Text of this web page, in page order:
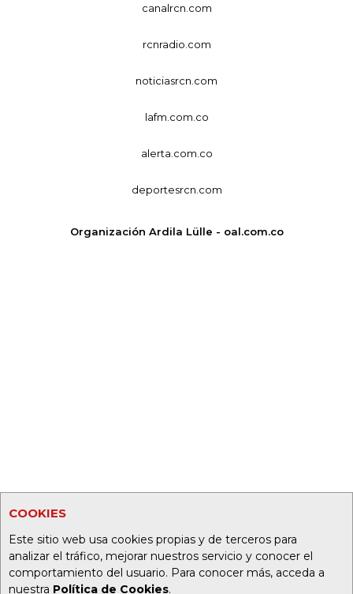
COOKIES
Este sitio web usa cookies propias y de terceros para
analizar el tráfico, mejorar nuestros servicio y conocer el
comportamiento del usuario. Para conocer más, acceda a
nuestra Política de Cookies.
canalrcn.com
rcnradio.com
noticiasrcn.com
lafm.com.co
alerta.com.co
deportesrcn.com
Organización Ardila Lülle - oal.com.co